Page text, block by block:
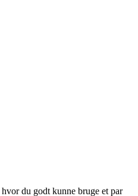
du godt kunne bruge et par